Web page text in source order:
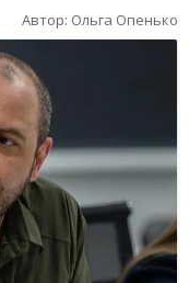
Автор: Ольга Опенько